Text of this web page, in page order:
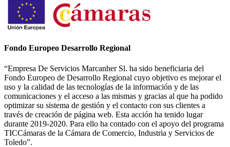
Fondo Europeo Desarrollo Regional
“Empresa De Servicios Marcanher Sl. ha sido beneficiaria del
Fondo Europeo de Desarrollo Regional cuyo objetivo es mejorar el
uso y la calidad de las tecnologías de la información y de las
comunicaciones y el acceso a las mismas y gracias al que ha podido
optimizar su sistema de gestión y el contacto con sus clientes a
través de creación de página web. Esta acción ha tenido lugar
durante 2019-2020. Para ello ha contado con el apoyo del programa
TICCámaras de la Cámara de Comercio, Industria y Servicios de
Toledo”.